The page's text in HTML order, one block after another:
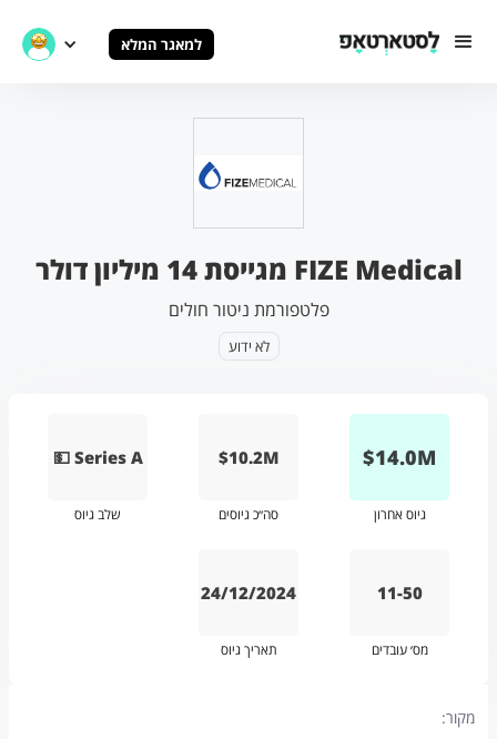
למאגר המלא
FIZE Medical מגייסת 14 מיליון דולר
פלטפורמת ניטור חולים
לא ידוע
M
14.0
$
גיוס אחרון
$10.2M
סה״כ גיוסים
💵 Series A
שלב גיוס
11-50
מס׳ עובדים
24/12/2024
תאריך גיוס
מקור: